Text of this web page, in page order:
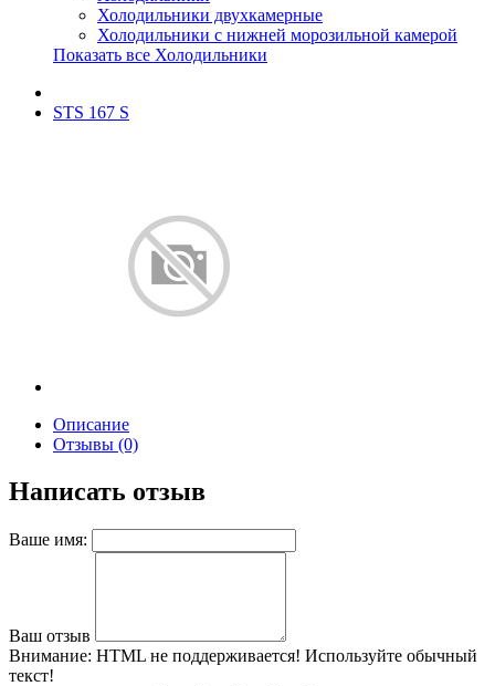
Холодильники двухкамерные
Холодильники с нижней морозильной камерой
Показать все Холодильники
STS 167 S
Описание
Отзывы (0)
Написать отзыв
Ваше имя:
Ваш отзыв
Внимание: HTML не поддерживается! Используйте обычный
текст!